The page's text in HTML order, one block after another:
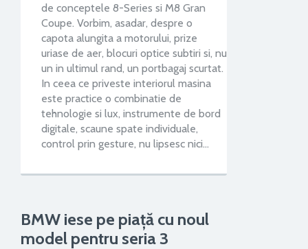
de conceptele 8-Series si M8 Gran
Coupe. Vorbim, asadar, despre o
capota alungita a motorului, prize
uriase de aer, blocuri optice subtiri si, nu
un in ultimul rand, un portbagaj scurtat.
In ceea ce priveste interiorul masina
este practice o combinatie de
tehnologie si lux, instrumente de bord
digitale, scaune spate individuale,
control prin gesture, nu lipsesc nici…
BMW iese pe piață cu noul
model pentru seria 3